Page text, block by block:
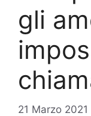
gli
21 Marzo 2021